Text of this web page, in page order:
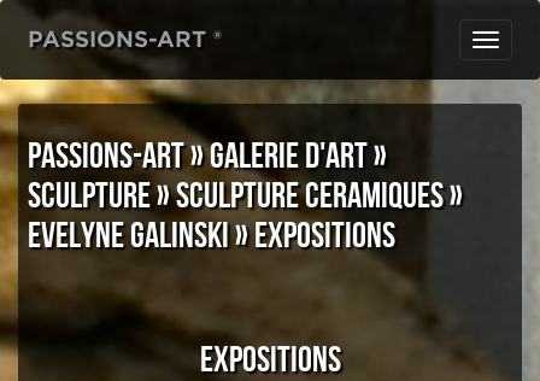
PASSIONS-ART ®
PASSIONS-ART»GALERIE D'ART»
SCULPTURE»SCULPTURE CERAMIQUES»
EVELYNE GALINSKI»EXPOSITIONS
EXPOSITIONS